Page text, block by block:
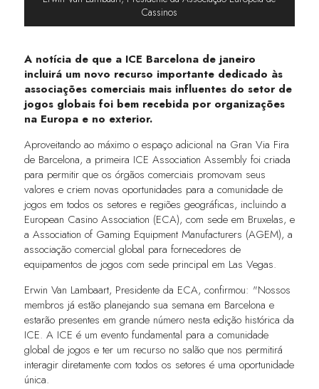
Cassinos
A notícia de que a ICE Barcelona de janeiro
incluirá um novo recurso importante dedicado às
associações comerciais mais influentes do setor de
jogos globais foi bem recebida por organizações
na Europa e no exterior.
Aproveitando ao máximo o espaço adicional na Gran Via Fira
de Barcelona, a primeira ICE Association Assembly foi criada
para permitir que os órgãos comerciais promovam seus
valores e criem novas oportunidades para a comunidade de
jogos em todos os setores e regiões geográficas, incluindo a
European Casino Association (ECA), com sede em Bruxelas, e
a Association of Gaming Equipment Manufacturers (AGEM), a
associação comercial global para fornecedores de
equipamentos de jogos com sede principal em Las Vegas.
Erwin Van Lambaart, Presidente da ECA, confirmou: "Nossos
membros já estão planejando sua semana em Barcelona e
estarão presentes em grande número nesta edição histórica da
ICE. A ICE é um evento fundamental para a comunidade
global de jogos e ter um recurso no salão que nos permitirá
interagir diretamente com todos os setores é uma oportunidade
única.